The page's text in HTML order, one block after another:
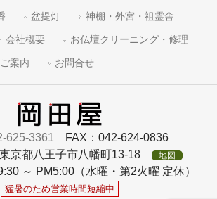
盆提灯 神棚・外宮・祖霊舎
会社概要 お仏壇クリーニング・修理
案内 お問合せ
625-3361 FAX：042-624-0836
京都八王子市八幡町13-18
地図
～ PM5:00（水曜・第2火曜 定休）
猛暑のため営業時間短縮中